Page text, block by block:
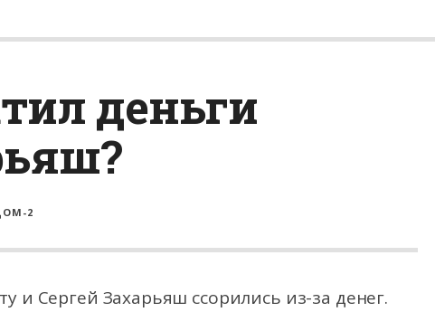
деньги
2
и Сергей Захарьяш ссорились из-за денег.